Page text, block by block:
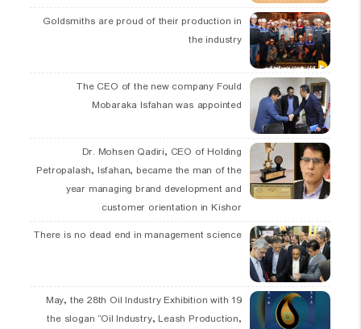
Goldsmiths are proud of their production in
the industry
The CEO of the new company Fould
Mobaraka Isfahan was appointed
Dr. Mohsen Qadiri, CEO of Holding
Petropalash, Isfahan, became the man of the
year managing brand development and
customer orientation in Kishor
There is no dead end in management science
19 May, the 28th Oil Industry Exhibition with
the slogan “Oil Industry, Leash Production,